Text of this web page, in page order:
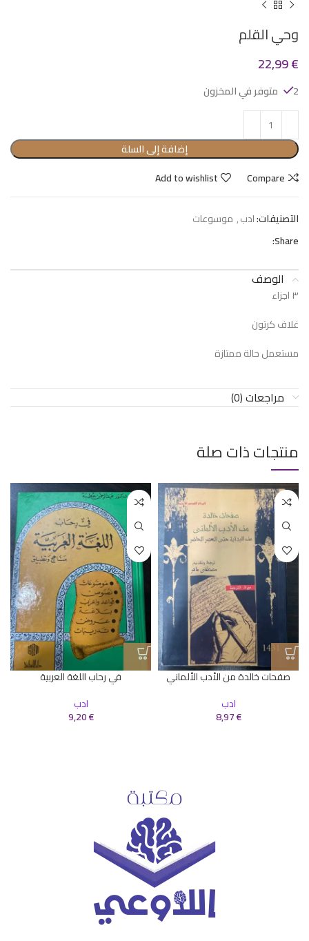
وحي القلم
22,99€
2 متوفر في المخزون
إضافة إلى السلة
Compare
Add to wishlist
التصنيفات:ادب, موسوعات
Share:
الوصف
٣ اجزاء
غلاف كرتون
مستعمل حالة ممتازة
مراجعات (0)
منتجات ذات صلة
صفحات خالدة من الأدب الألماني
ادب
8,97€
في رحاب اللغة العربية
ادب
9,20€